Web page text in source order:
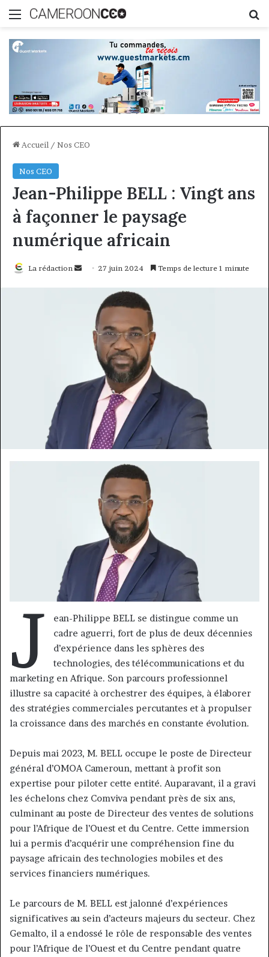
Menu
Accueil / Nos CEO
Nos CEO
Jean-Philippe BELL : Vingt ans
à façonner le paysage
numérique africain
La rédaction
Envoyer
courriel
27 juin 2024 Temps de lecture 1 minute
J
ean-Philippe BELL se distingue comme un
cadre aguerri, fort de plus de deux décennies
d’expérience dans les sphères des
technologies, des télécommunications et du
marketing en Afrique. Son parcours professionnel
illustre sa capacité à orchestrer des équipes, à élaborer
des stratégies commerciales percutantes et à propulser
la croissance dans des marchés en constante évolution.
Depuis mai 2023, M. BELL occupe le poste de Directeur
général d’OMOA Cameroun, mettant à profit son
expertise pour piloter cette entité. Auparavant, il a gravi
les échelons chez Comviva pendant près de six ans,
culminant au poste de Directeur des ventes de solutions
pour l’Afrique de l’Ouest et du Centre. Cette immersion
lui a permis d’acquérir une compréhension fine du
paysage africain des technologies mobiles et des
services financiers numériques.
Le parcours de M. BELL est jalonné d’expériences
significatives au sein d’acteurs majeurs du secteur. Chez
Gemalto, il a endossé le rôle de responsable des ventes
pour l’Afrique de l’Ouest et du Centre pendant quatre